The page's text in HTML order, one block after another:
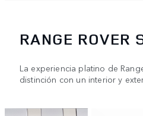
RANGE ROVER
La experiencia platino de
distinción con un interior y